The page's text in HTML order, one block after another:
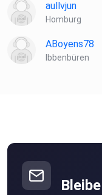
aullvjun
Homburg
ABoyens78
Ibbenbüren